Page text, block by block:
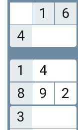
1
6
4
1
4
8
9 2
3